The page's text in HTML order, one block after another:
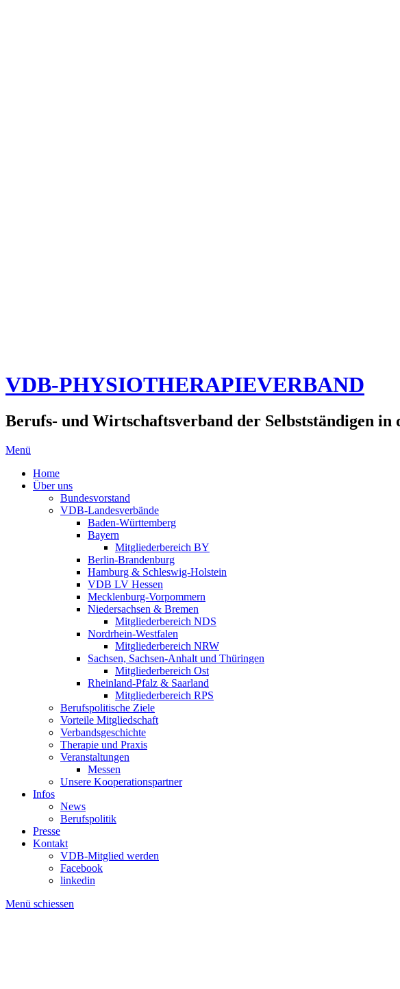
VDB-PHYSIOTHERAPIEVERBAND
Berufs- und Wirtschaftsverband der Selbstständigen in
Menü
Home
Über uns
Bundesvorstand
VDB-Landesverbände
Baden-Württemberg
Bayern
Mitgliederbereich BY
Berlin-Brandenburg
Hamburg & Schleswig-Holstein
VDB LV Hessen
Mecklenburg-Vorpommern
Niedersachsen & Bremen
Mitgliederbereich NDS
Nordrhein-Westfalen
Mitgliederbereich NRW
Sachsen, Sachsen-Anhalt und Thüringen
Mitgliederbereich Ost
Rheinland-Pfalz & Saarland
Mitgliederbereich RPS
Berufspolitische Ziele
Vorteile Mitgliedschaft
Verbandsgeschichte
Therapie und Praxis
Veranstaltungen
Messen
Unsere Kooperationspartner
Infos
News
Berufspolitik
Presse
Kontakt
VDB-Mitglied werden
Facebook
linkedin
Menü schiessen